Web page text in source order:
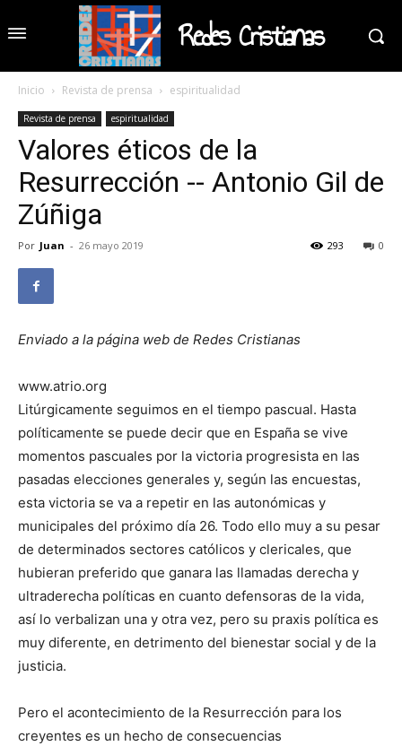
Redes Cristianas
Inicio Revista de prensa espiritualidad
Revista de prensa espiritualidad
Valores éticos de la
Resurrección -- Antonio Gil de
Zúñiga
Por Juan - 26 mayo 2019 0
293
Enviado a la página web de Redes Cristianas
www.atrio.org
Litúrgicamente seguimos en el tiempo pascual. Hasta
políticamente se puede decir que en España se vive
momentos pascuales por la victoria progresista en las
pasadas elecciones generales y, según las encuestas,
esta victoria se va a repetir en las autonómicas y
municipales del próximo día 26. Todo ello muy a su pesar
de determinados sectores católicos y clericales, que
hubieran preferido que ganara las llamadas derecha y
ultraderecha políticas en cuanto defensoras de la vida,
así lo verbalizan una y otra vez, pero su praxis política es
muy diferente, en detrimento del bienestar social y de la
justicia.
Pero el acontecimiento de la Resurrección para los
creyentes es un hecho de consecuencias